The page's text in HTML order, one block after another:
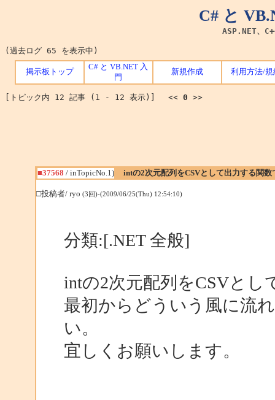
C# と
ASP.NET、
(過去ログ 65 を表示中)
掲示板トップ
C# と VB.NET 入
門
新規作成 利用方法/規
[トピック内 12 記事 (1 - 12 表示)] << 0 >>
■37568 / inTopicNo.1) intの2次元配列をCSVとして出力する関数
□投稿者/ ryo (3回)-(2009/06/25(Thu) 12:54:10)
分類:[.NET 全般]
intの2次元配列をCSVとし
最初からどういう風に流
い。
宜しくお願いします。